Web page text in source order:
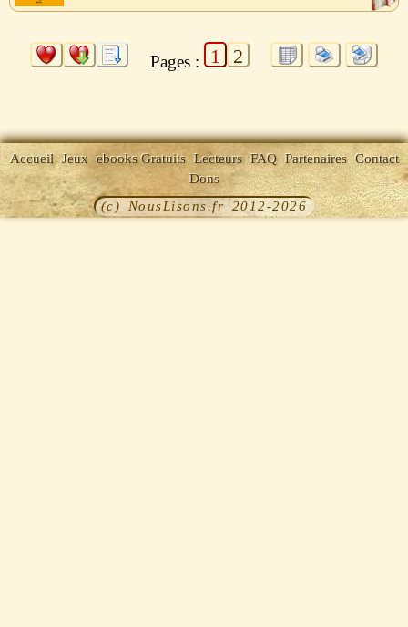
Pages : 1 2
Accueil Jeux ebooks Gratuits Lecteurs FAQ Partenaires Contact
Dons
(c) NousLisons.fr 2012-2026